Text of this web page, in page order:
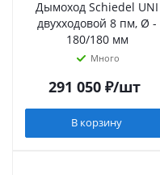
Дымоход Schiedel UNI
двухходовой 8 пм, Ø -
180/180 мм
Много
291 050₽/шт
В корзину